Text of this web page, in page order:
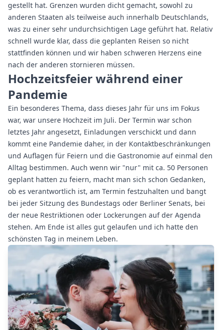
gestellt hat. Grenzen wurden dicht gemacht, sowohl zu
anderen Staaten als teilweise auch innerhalb Deutschlands,
was zu einer sehr undurchsichtigen Lage geführt hat. Relativ
schnell wurde klar, dass die geplanten Reisen so nicht
stattfinden können und wir haben schweren Herzens eine
nach der anderen stornieren müssen.
Hochzeitsfeier während einer
Pandemie
Ein besonderes Thema, dass dieses Jahr für uns im Fokus
war, war unsere Hochzeit im Juli. Der Termin war schon
letztes Jahr angesetzt, Einladungen verschickt und dann
kommt eine Pandemie daher, in der Kontaktbeschränkungen
und Auflagen für Feiern und die Gastronomie auf einmal den
Alltag bestimmen. Auch wenn wir "nur" mit ca. 50 Personen
geplant hatten zu feiern, macht man sich schon Gedanken,
ob es verantwortlich ist, am Termin festzuhalten und bangt
bei jeder Sitzung des Bundestags oder Berliner Senats, bei
der neue Restriktionen oder Lockerungen auf der Agenda
stehen. Am Ende ist alles gut gelaufen und ich hatte den
schönsten Tag in meinem Leben.